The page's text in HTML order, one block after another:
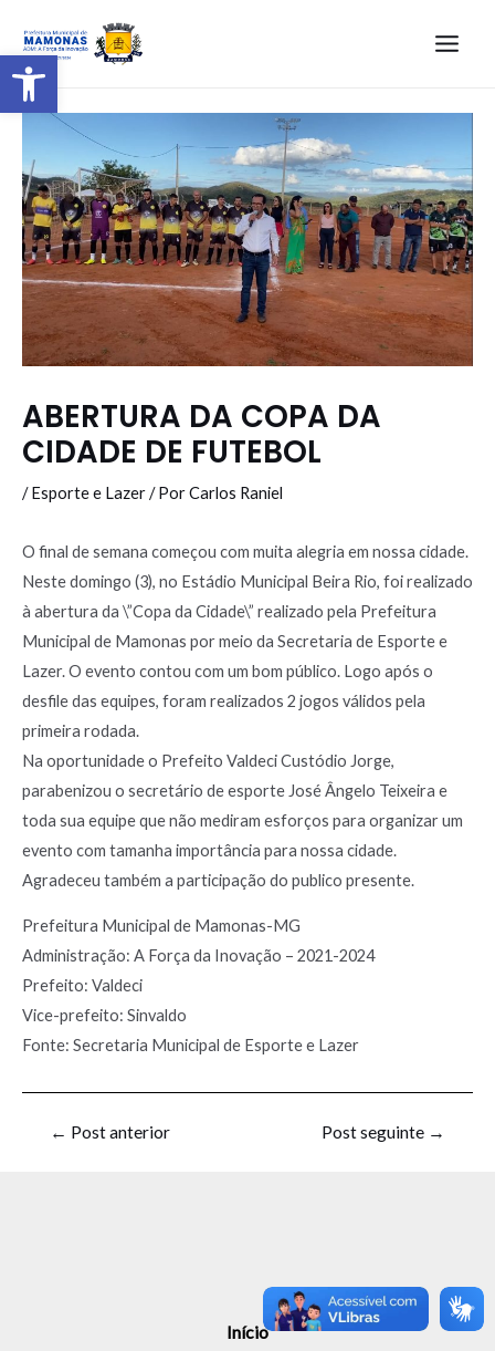
Barra de Ferramentas Aberta
ABERTURA DA COPA DA
CIDADE DE FUTEBOL
/Esporte e Lazer/ PorCarlos Raniel
O final de semana começou com muita alegria em nossa cidade.
Neste domingo (3), no Estádio Municipal Beira Rio, foi realizado
à abertura da \”Copa da Cidade\” realizado pela Prefeitura
Municipal de Mamonas por meio da Secretaria de Esporte e
Lazer. O evento contou com um bom público. Logo após o
desfile das equipes, foram realizados 2 jogos válidos pela
primeira rodada.
Na oportunidade o Prefeito Valdeci Custódio Jorge,
parabenizou o secretário de esporte José Ângelo Teixeira e
toda sua equipe que não mediram esforços para organizar um
evento com tamanha importância para nossa cidade.
Agradeceu também a participação do publico presente.
Prefeitura Municipal de Mamonas-MG
Administração: A Força da Inovação – 2021-2024
Prefeito: Valdeci
Vice-prefeito: Sinvaldo
Fonte: Secretaria Municipal de Esporte e Lazer
← Post anterior Post seguinte →
Início